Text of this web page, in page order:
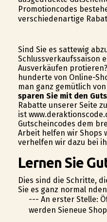
Promotioncodes
verschiedenartige
Sind Sie es sattewig
Schlussverkaufssaison
Ausverkäufen
hunderte von Online-
man ganz gemütlich
sparen Sie mit den
Rabatte unserer Seite
ist
Gutscheincodes dem
Arbeit helfen wir Shops
verhelfen wir dazu bei
Lernen Sie
Dies sind die Schritte,
Sie es ganz normal
--- An erster Stelle:
werden Sieneue